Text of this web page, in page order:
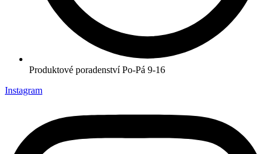
Produktové poradenství Po-Pá 9-16
Instagram